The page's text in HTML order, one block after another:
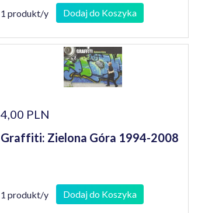
1 produkt/y Dodaj do Koszyka
4,00 PLN
Graffiti: Zielona Góra 1994-2008
1 produkt/y Dodaj do Koszyka